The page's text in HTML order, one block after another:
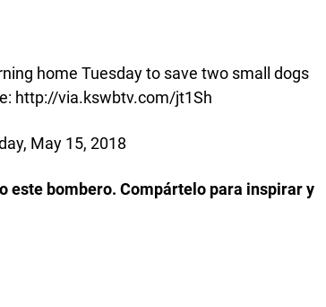
home Tuesday to save two small dogs
http://via.kswbtv.com/jt1Sh
May 15, 2018
este bombero. Compártelo para inspirar y